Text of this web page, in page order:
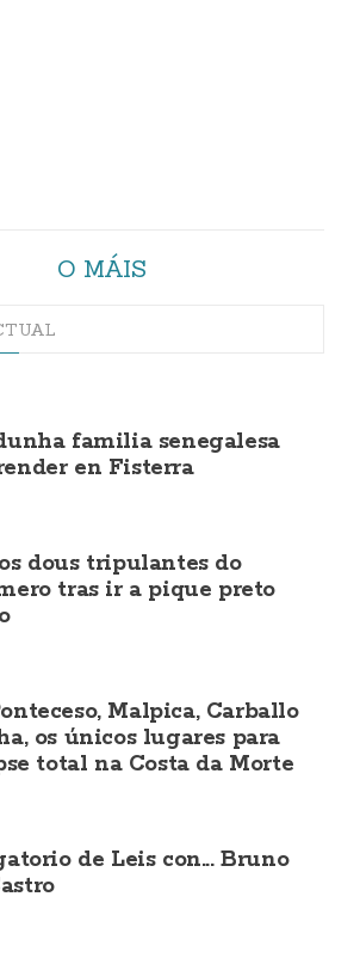
O MÁIS
familia senegalesa
en Fisterra
dous tripulantes do
tras ir a pique preto
Malpica, Carballo
os únicos lugares para
total na Costa da Morte
de Leis con... Bruno